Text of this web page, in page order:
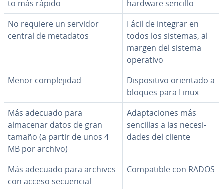
to más rápido
hardware sencillo
No requiere un servidor
central de metadatos
Fácil de integrar en
todos los sistemas, al
margen del sistema
operativo
Menor co­m­ple­ji­dad
Di­s­po­si­ti­vo orientado a
bloques para Linux
Más adecuado para
almacenar datos de gran
tamaño (a partir de unos 4
MB por archivo)
Ada­p­ta­cio­nes más
sencillas a las ne­ce­si­
da­des del cliente
Más adecuado para archivos
con acceso se­cue­n­cial
Co­m­pa­ti­ble con RADOS